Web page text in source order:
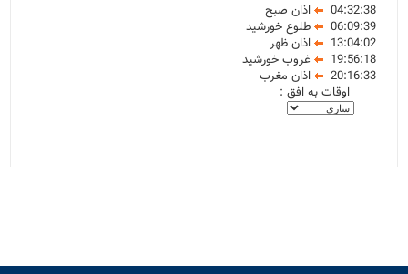
04:32:38
اذان صبح
06:09:39
طلوع خورشید
13:04:02
اذان ظهر
19:56:18
غروب خورشید
20:16:33
اذان مغرب
اوقات به افق :